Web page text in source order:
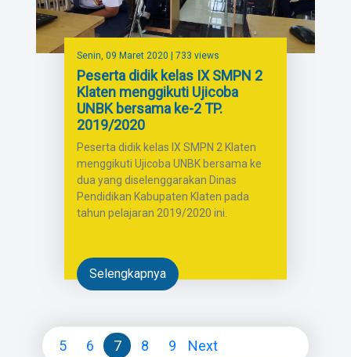
Senin, 09 Maret 2020 | 733 views
Peserta didik kelas IX SMPN 2
Klaten menggikuti Ujicoba
UNBK bersama ke-2 TP.
2019/2020
Peserta didik kelas IX SMPN 2 Klaten
menggikuti Ujicoba UNBK bersama ke
dua yang diselenggarakan Dinas
Pendidikan Kabupaten Klaten pada
tahun pelajaran 2019/2020 ini.
Selengkapnya
5 6 7 8 9 Next